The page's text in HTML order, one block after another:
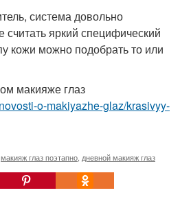
система довольно
считать яркий специфический
кожи можно подобрать то или
макияже глаз
o-makiyazhe-glaz/krasivyy-
макияж глаз поэтапно дневной макияж глаз